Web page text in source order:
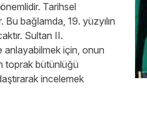
Tarihsel
bağlamda, 19. yüzyılın
Sultan II.
anlayabilmek için, onun
toprak bütünlüğü
incelemek